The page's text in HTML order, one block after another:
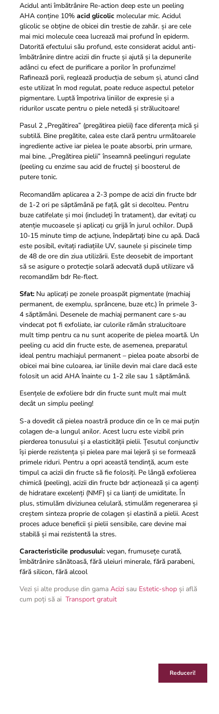
Acidul anti îmbătrânire Re-action deep este un peeling
AHA conține 10% acid glicolic molecular mic. Acidul
glicolic se obține de obicei din trestie de zahăr. și are cele
mai mici molecule ceea lucrează mai profund în epiderm.
Datorită efectului său profund, este considerat acidul anti-
îmbătrânire dintre acizii din fructe și ajută și la depunerile
adânci cu efect de purificare a porilor în profunzime!
Rafinează porii, reglează producția de sebum și, atunci când
este utilizat în mod regulat, poate reduce aspectul petelor
pigmentare. Luptă împotriva liniilor de expresie și a
ridurilor uscate pentru o piele netedă și strălucitoare!
Pasul 2 „Pregătirea” (pregătirea pielii) face diferența mică și
subtilă. Bine pregătite, calea este clară pentru următoarele
ingrediente active iar pielea le poate absorbi, prin urmare,
mai bine. „Pregătirea pielii” înseamnă peelinguri regulate
(peeling cu enzime sau acid de fructe) și boosterul de
putere tonic.
Recomandăm aplicarea a 2-3 pompe de acizi din fructe bdr
de 1-2 ori pe săptămână pe față, gât si decolteu. Pentru
buze catifelate și moi (includeți în tratament), dar evitați cu
atenție mucoasele și aplicați cu grijă în jurul ochilor. După
10-15 minute timp de acțiune, îndepărtați bine cu apă. Dacă
este posibil, evitați radiațiile UV, saunele și piscinele timp
de 48 de ore din ziua utilizării. Este deosebit de important
să se asigure o protecție solară adecvată după utilizare vă
recomandăm bdr Re-flect.
Sfat: Nu aplicați pe zonele proaspăt pigmentate (machiaj
permanent, de exemplu, sprâncene, buze etc.) în primele 3-
4 săptămâni. Desenele de machiaj permanent care s-au
vindecat pot fi exfoliate, iar culorile rămân stralucitoare
mult timp pentru ca nu sunt acoperite de pielea moartă. Un
peeling cu acid din fructe este, de asemenea, preparatul
ideal pentru machiajul permanent – pielea poate absorbi de
obicei mai bine culoarea, iar liniile devin mai clare dacă este
folosit un acid AHA înainte cu 1-2 zile sau 1 săptămână.
Esențele de exfoliere bdr din fructe sunt mult mai mult
decât un simplu peeling!
S-a dovedit că pielea noastră produce din ce în ce mai puțin
colagen de-a lungul anilor. Acest lucru este vizibil prin
pierderea tonusului și a elasticității pielii. Țesutul conjunctiv
își pierde rezistența și pielea pare mai lejeră și se formează
primele riduri. Pentru a opri această tendință, acum este
timpul ca acizii din fructe să fie folosiți. Pe lângă exfolierea
chimică (peeling), acizii din fructe bdr acționează și ca agenți
de hidratare excelenți (NMF) și ca lianți de umiditate. În
plus, stimulăm diviziunea celulară, stimulăm regenerarea și
creștem sinteza proprie de colagen și elastină a pielii. Acest
proces aduce beneficii și pielii sensibile, care devine mai
stabilă și mai rezistentă la stres.
Caracteristicile produsului: vegan, frumusețe curată,
îmbătrânire sănătoasă, fără uleiuri minerale, fără parabeni,
fără silicon, fără alcool
Vezi și alte produse din gama Acizi sau Estetic-shop și află
cum poți să ai Transport gratuit
Reduceri!